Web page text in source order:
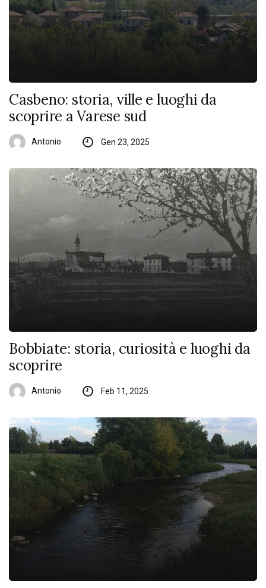
Casbeno: storia, ville e luoghi da
scoprire a Varese sud
Antonio Gen 23, 2025
Bobbiate: storia, curiosità e luoghi da
scoprire
Antonio Feb 11, 2025